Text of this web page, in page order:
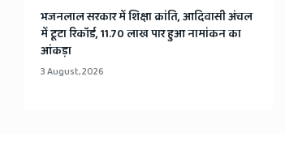
भजनलाल सरकार में शिक्षा क्रांति, आदिवासी अंचल
में टूटा रिकॉर्ड, 11.70 लाख पार हुआ नामांकन का
आंकड़ा
3 August, 2026